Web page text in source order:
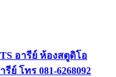
อารีย์ ห้องสตูดิโอ
ย์ โทร 081-6268092